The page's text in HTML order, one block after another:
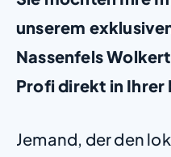
unserem
Nassenfels
Profi direkt in Ihrer
Jemand, der den